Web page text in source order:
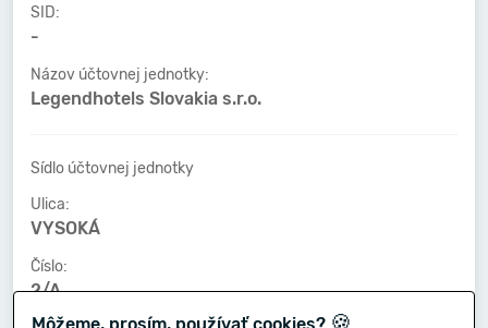
SID:
-
Názov účtovnej jednotky:
Legendhotels Slovakia s.r.o.
Sídlo účtovnej jednotky
Ulica:
VYSOKÁ
Číslo:
2/A
🍪